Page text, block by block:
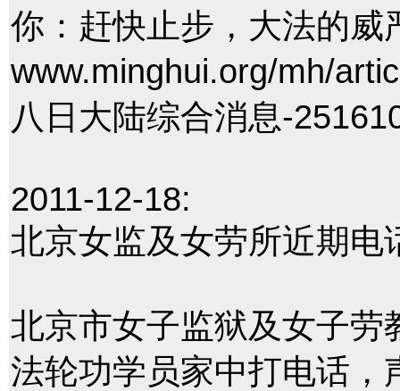
你：赶快止步，大法的威
www.minghui.org/mh/
八日大陆综合消息-
2011-12-18:
北京女监及女劳所近期电
北京市女子监狱及女子
法轮功学员家中打电话